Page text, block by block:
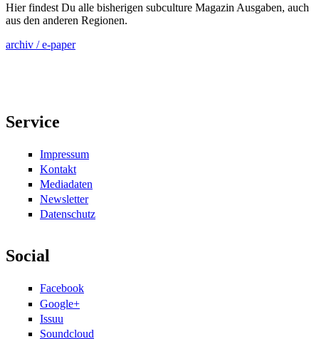
Hier findest Du alle bisherigen subculture Magazin Ausgaben, auch
aus den anderen Regionen.
archiv / e-paper
Service
Impressum
Kontakt
Mediadaten
Newsletter
Datenschutz
Social
Facebook
Google+
Issuu
Soundcloud